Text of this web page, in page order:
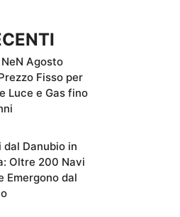
Agosto
Fisso per
Luce e Gas fino
dal Danubio in
Oltre 200 Navi
Emergono dal